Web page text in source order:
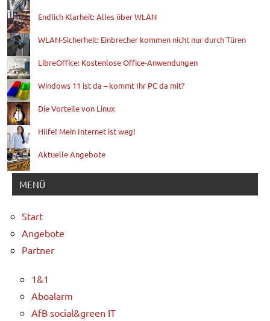
Endlich Klarheit: Alles über WLAN
WLAN-Sicherheit: Einbrecher kommen nicht nur durch Türen
LibreOffice: Kostenlose Office-Anwendungen
Windows 11 ist da – kommt Ihr PC da mit?
Die Vorteile von Linux
Hilfe! Mein Internet ist weg!
Aktuelle Angebote
MENÜ
Start
Angebote
Partner
1&1
Aboalarm
AfB social&green IT